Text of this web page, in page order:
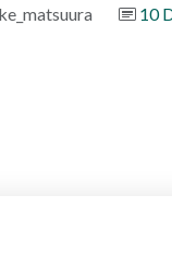
10